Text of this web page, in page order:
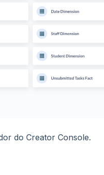
do Creator Console.